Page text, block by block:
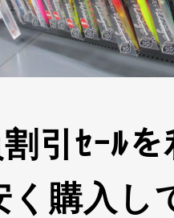
引ｾｰﾙを
く購入し